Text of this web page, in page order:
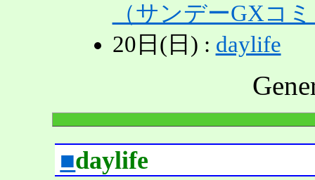
（サンデーGXコ
20日(日) : daylife
■daylife